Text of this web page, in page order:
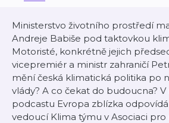
Ministerstvo životního prostředí
Andreje Babiše pod taktovkou
Motoristé, konkrétně jejich
vicepremiér a ministr zahraničí
mění česká klimatická politika po
vlády? A co čekat do budoucna?
podcastu Evropa zblízka
vedoucí Klima týmu v Asociaci